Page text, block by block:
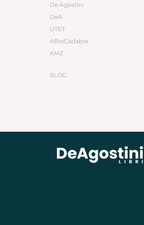
De Agostini
DeA
UTET
ABraCadabra
AMZ
BLOG